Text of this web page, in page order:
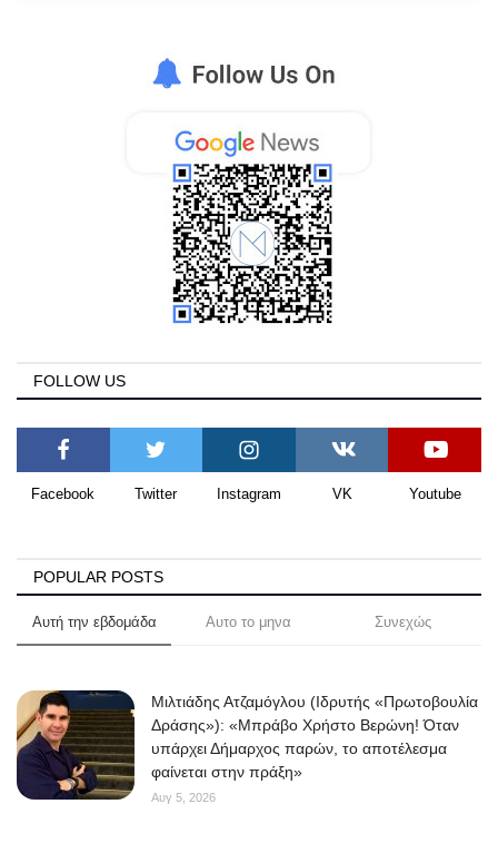
FOLLOW US
Facebook Twitter Instagram VK Youtube
POPULAR POSTS
Αυτή την εβδομάδα Αυτο το μηνα Συνεχώς
Μιλτιάδης Ατζαμόγλου (Ιδρυτής «Πρωτοβουλία
Δράσης»): «Μπράβο Χρήστο Βερώνη! Όταν
υπάρχει Δήμαρχος παρών, το αποτέλεσμα
φαίνεται στην πράξη»
Αυγ 5, 2026